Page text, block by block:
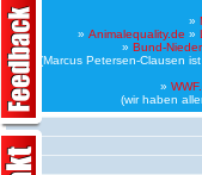
»
» Animalequality.de »
» Bund-
(Marcus Petersen-Clausen
»
(wir haben